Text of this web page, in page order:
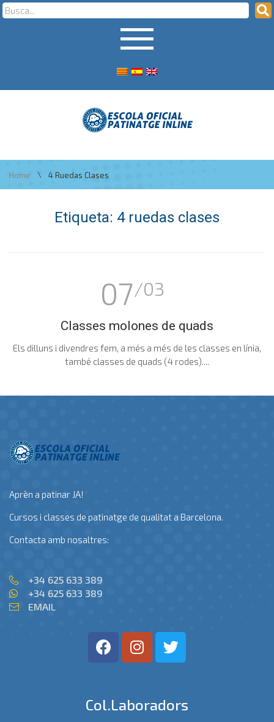
Home \ 4 Ruedas Clases
Etiqueta: 4 ruedas clases
07/03
Classes molones de quads
Els dilluns i divendres fem, a més a més de les classes en línia,
també classes de quads (4 rodes)....
Aprèn a patinar JA!
Cursos i classes de patinatge de qualitat a Barcelona.
Contacta amb nosaltres:
+34 625 633 389
+34 625 633 389
EMAIL
Col.laboradors